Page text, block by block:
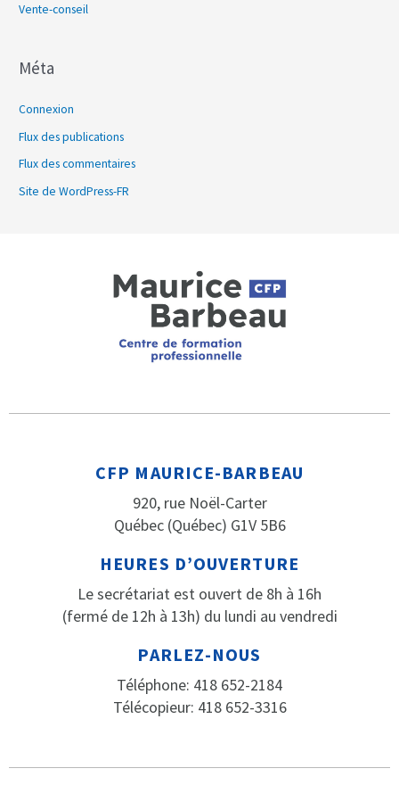
Vente-conseil
Méta
Connexion
Flux des publications
Flux des commentaires
Site de WordPress-FR
CFP MAURICE-BARBEAU
920, rue Noël-Carter
Québec (Québec) G1V 5B6
HEURES D’OUVERTURE
Le secrétariat est ouvert de 8h à 16h
(fermé de 12h à 13h) du lundi au vendredi
PARLEZ-NOUS
Téléphone: 418 652-2184
Télécopieur: 418 652-3316